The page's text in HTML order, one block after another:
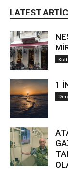
LATEST
1